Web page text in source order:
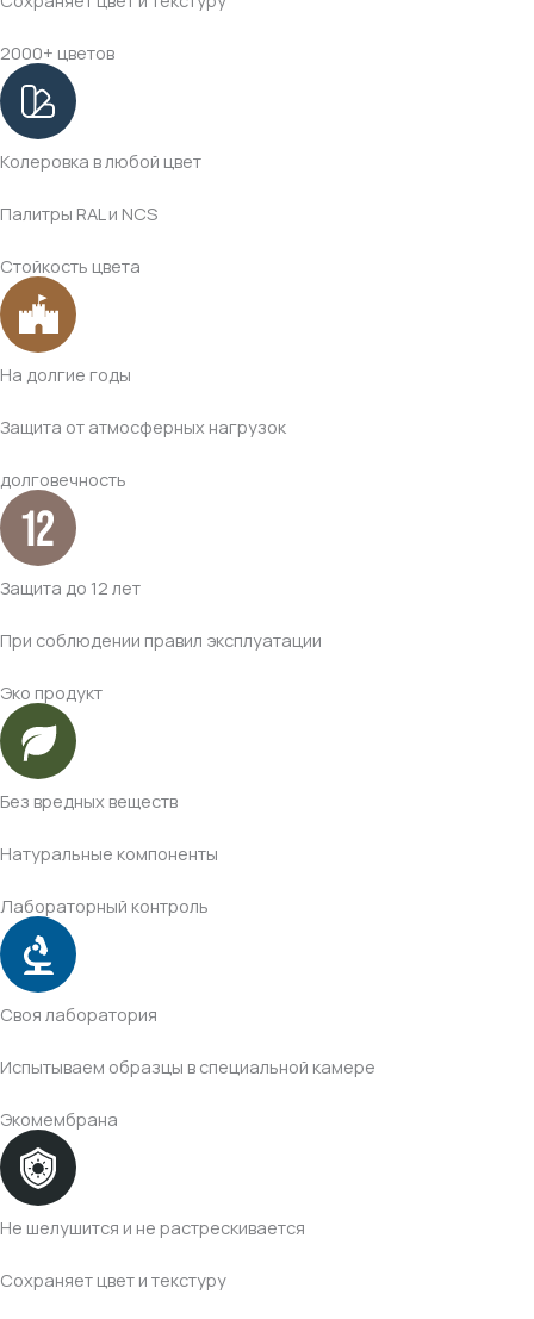
2000+ цветов
Колеровка в любой цвет
Палитры RAL и NCS
Стойкость цвета
На долгие годы
Защита от атмосферных нагрузок
долговечность
Защита до 12 лет
При соблюдении правил эксплуатации
Эко продукт
Без вредных веществ
Натуральные компоненты
Лабораторный контроль
Своя лаборатория
Испытываем образцы в специальной камере
Экомембрана
Не шелушится и не растрескивается
Сохраняет цвет и текстуру